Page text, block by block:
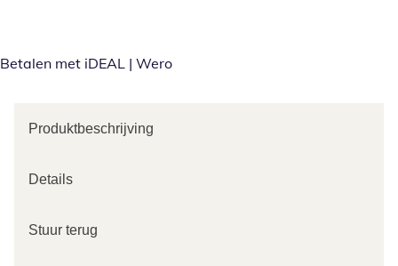
Betalen met iDEAL | Wero
Produktbeschrijving
Details
Stuur terug